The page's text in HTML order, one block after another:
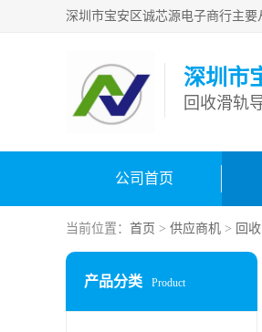
深圳市
回收滑轨
公司首页
当前位置： 首页 > 供应商机 > 回
产品分类 Product